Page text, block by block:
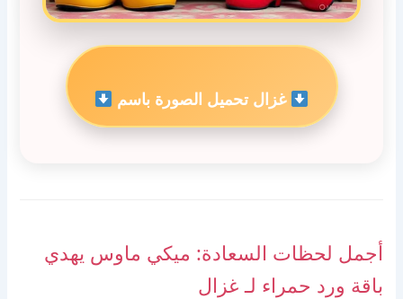
غزال تحميل الصورة باسم
أجمل لحظات السعادة: ميكي ماوس يهدي
باقة ورد حمراء لـ غزال